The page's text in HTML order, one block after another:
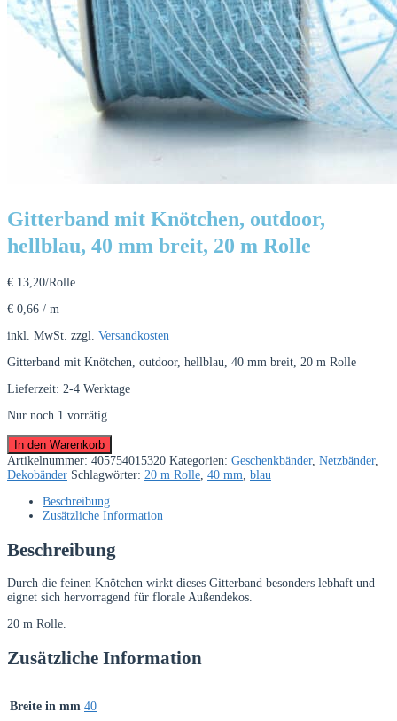
Gitterband mit Knötchen, outdoor,
hellblau, 40 mm breit, 20 m Rolle
€ 13,20/Rolle
€ 0,66 / m
inkl. MwSt. zzgl. Versandkosten
Gitterband mit Knötchen, outdoor, hellblau, 40 mm breit, 20 m Rolle
Lieferzeit: 2-4 Werktage
Nur noch 1 vorrätig
Gitterband
mit
Knötchen,
outdoor,
hellblau,
breit,
20
Rolle
Menge
In den Warenkorb
Artikelnummer: 405754015320 Kategorien: Geschenkbänder, Netzbänder,
Dekobänder Schlagwörter: 20 m Rolle, 40 mm, blau
Beschreibung
Zusätzliche Information
Beschreibung
Durch die feinen Knötchen wirkt dieses Gitterband besonders lebhaft und
eignet sich hervorragend für florale Außendekos.
20 m Rolle.
Zusätzliche Information
Breite in mm 40